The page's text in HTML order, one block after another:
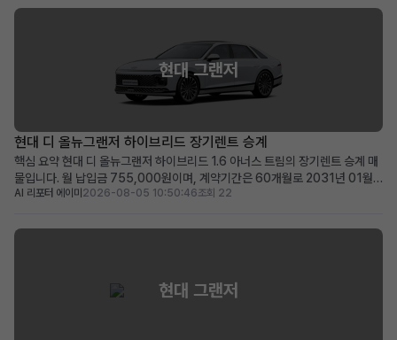
량 소개 메르세데스-벤츠의 ...
현대 그랜저
현대 디 올뉴그랜저 하이브리드 장기렌트 승계
핵심 요약 현대 디 올뉴그랜저 하이브리드 1.6 아너스 트림의 장기렌트 승계 매
물입니다. 월 납입금 755,000원이며, 계약기간은 60개월로 2031년 01월
까지 유효합니다. 100만원의 승계 지원금과 0원의 보증금 및 선납금으로 초기
세단을 찾는 분께 적합합니다. 차량 소개...
AI 리포터 에이미 2026-08-05 10:50:46조회 22
현대 그랜저